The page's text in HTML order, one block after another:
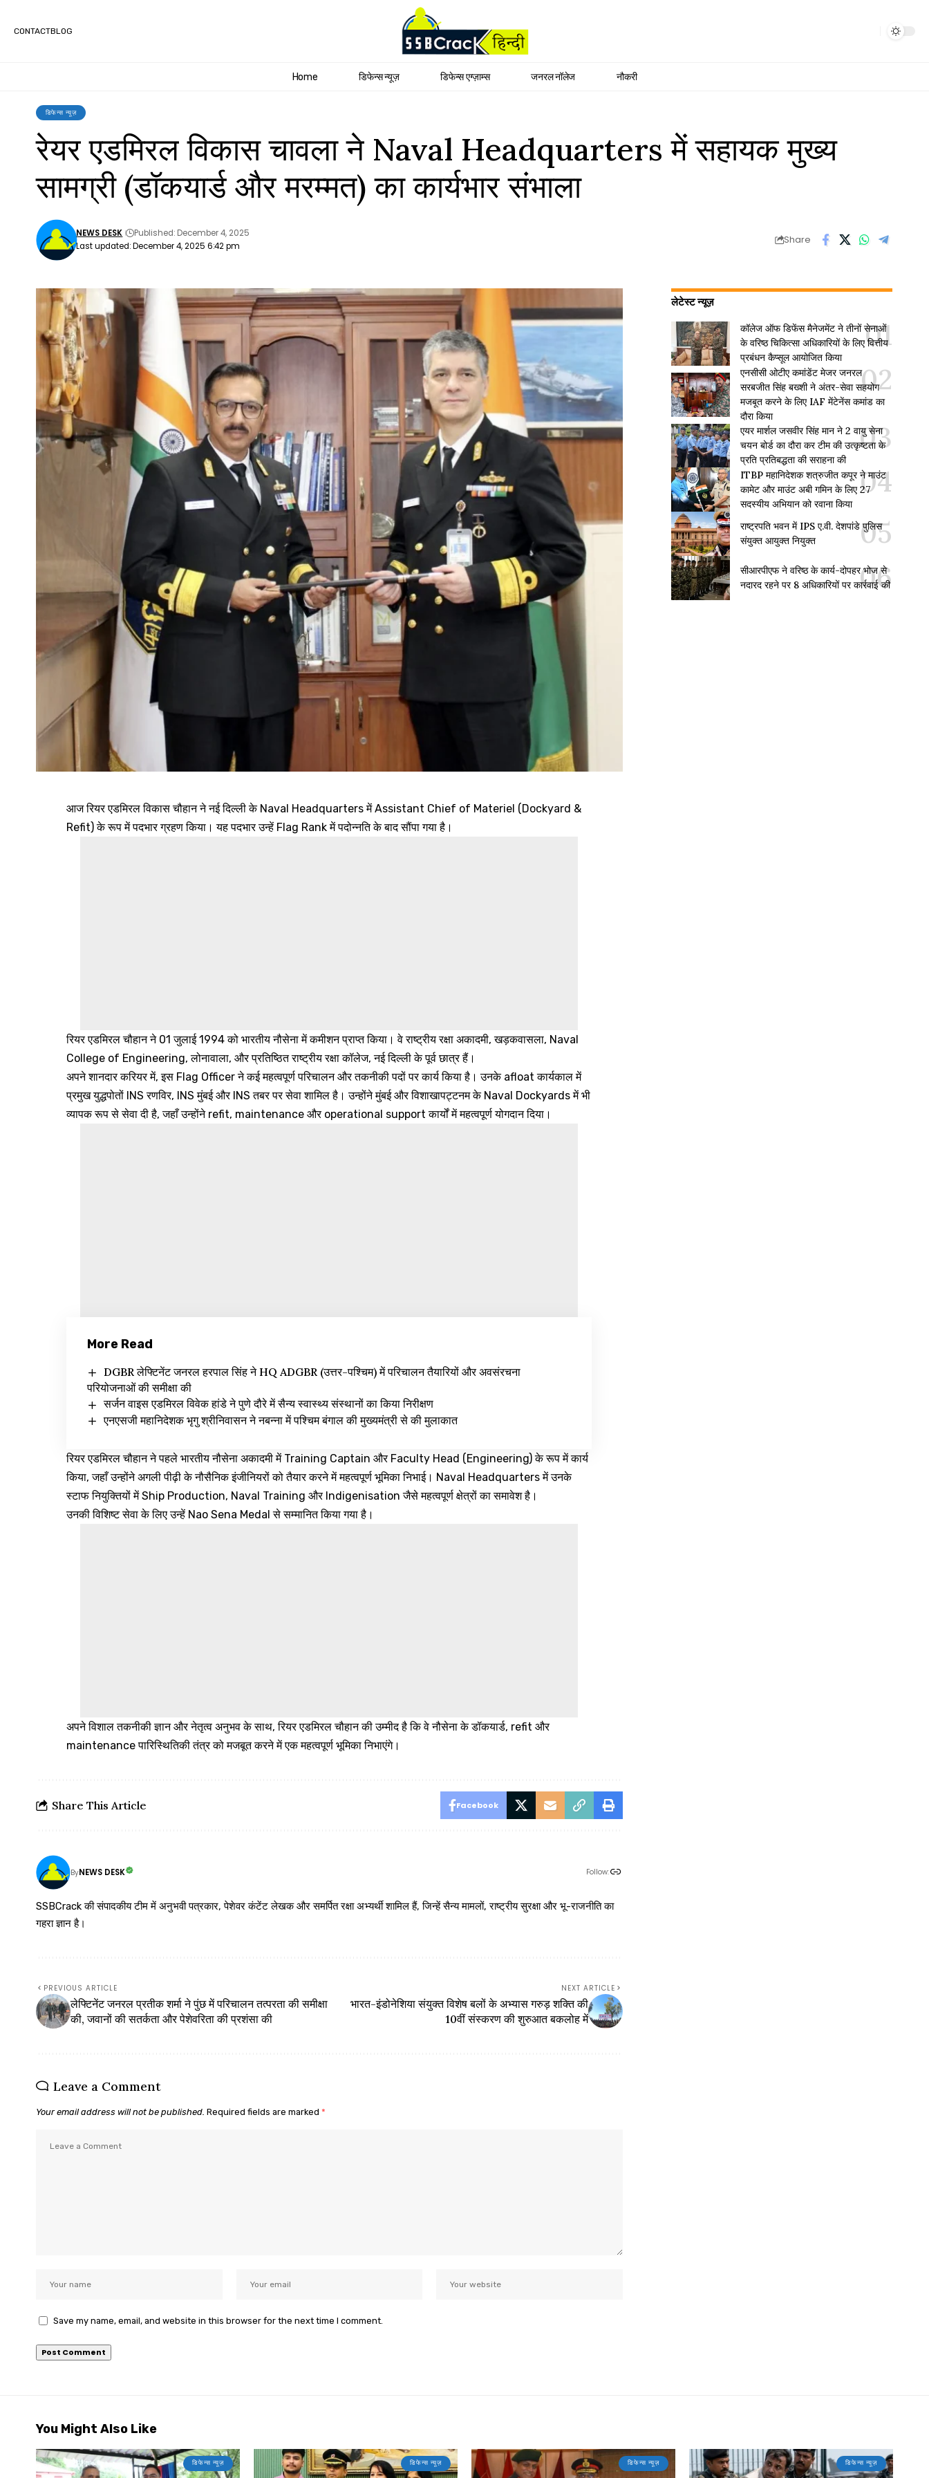
CONTACTBLOG
Home डिफेन्स न्यूज़ डिफेन्स एग्ज़ाम्स जनरल नॉलेज नौकरी
डिफेन्स न्यूज़
रेयर एडमिरल विकास चावला ने Naval Headquarters में सहायक मुख्य
सामग्री (डॉकयार्ड और मरम्मत) का कार्यभार संभाला
Last updated: December 4, 2025 6:42 pm
NEWS DESK Published: December 4, 2025
Share
आज रियर एडमिरल विकास चौहान ने नई दिल्ली के Naval Headquarters में Assistant Chief of Materiel (Dockyard &
Refit) के रूप में पदभार ग्रहण किया। यह पदभार उन्हें Flag Rank में पदोन्नति के बाद सौंपा गया है।
रियर एडमिरल चौहान ने 01 जुलाई 1994 को भारतीय नौसेना में कमीशन प्राप्त किया। वे राष्ट्रीय रक्षा अकादमी, खड़कवासला, Naval
College of Engineering, लोनावाला, और प्रतिष्ठित राष्ट्रीय रक्षा कॉलेज, नई दिल्ली के पूर्व छात्र हैं।
अपने शानदार करियर में, इस Flag Officer ने कई महत्वपूर्ण परिचालन और तकनीकी पदों पर कार्य किया है। उनके afloat कार्यकाल में
प्रमुख युद्धपोतों INS रणविर, INS मुंबई और INS तबर पर सेवा शामिल है। उन्होंने मुंबई और विशाखापट्टनम के Naval Dockyards में भी
व्यापक रूप से सेवा दी है, जहाँ उन्होंने refit, maintenance और operational support कार्यों में महत्वपूर्ण योगदान दिया।
More Read
DGBR लेफ्टिनेंट जनरल हरपाल सिंह ने HQ ADGBR (उत्तर-पश्चिम) में परिचालन तैयारियों और अवसंरचना
परियोजनाओं की समीक्षा की
सर्जन वाइस एडमिरल विवेक हांडे ने पुणे दौरे में सैन्य स्वास्थ्य संस्थानों का किया निरीक्षण
एनएसजी महानिदेशक भृगु श्रीनिवासन ने नबन्ना में पश्चिम बंगाल की मुख्यमंत्री से की मुलाकात
रियर एडमिरल चौहान ने पहले भारतीय नौसेना अकादमी में Training Captain और Faculty Head (Engineering) के रूप में कार्य
किया, जहाँ उन्होंने अगली पीढ़ी के नौसैनिक इंजीनियरों को तैयार करने में महत्वपूर्ण भूमिका निभाई। Naval Headquarters में उनके
स्टाफ नियुक्तियों में Ship Production, Naval Training और Indigenisation जैसे महत्वपूर्ण क्षेत्रों का समावेश है।
उनकी विशिष्ट सेवा के लिए उन्हें Nao Sena Medal से सम्मानित किया गया है।
अपने विशाल तकनीकी ज्ञान और नेतृत्व अनुभव के साथ, रियर एडमिरल चौहान की उम्मीद है कि वे नौसेना के डॉकयार्ड, refit और
maintenance पारिस्थितिकी तंत्र को मजबूत करने में एक महत्वपूर्ण भूमिका निभाएंगे।
Share This Article Facebook
ByNEWS DESK Follow:
SSBCrack की संपादकीय टीम में अनुभवी पत्रकार, पेशेवर कंटेंट लेखक और समर्पित रक्षा अभ्यर्थी शामिल हैं, जिन्हें सैन्य मामलों, राष्ट्रीय सुरक्षा और भू-राजनीति का
गहरा ज्ञान है।
PREVIOUS ARTICLE
लेफ्टिनेंट जनरल प्रतीक शर्मा ने पुंछ में परिचालन तत्परता की समीक्षा
की, जवानों की सतर्कता और पेशेवरिता की प्रशंसा की
NEXT ARTICLE
भारत-इंडोनेशिया संयुक्त विशेष बलों के अभ्यास गरुड़ शक्ति की
10वीं संस्करण की शुरुआत बकलोह में
Leave a Comment
Your email address will not be published. Required fields are marked *
Save my name, email, and website in this browser for the next time I comment.
लेटेस्ट न्यूज़
कॉलेज ऑफ डिफेंस मैनेजमेंट ने तीनों सेनाओं
के वरिष्ठ चिकित्सा अधिकारियों के लिए वित्तीय
प्रबंधन कैप्सूल आयोजित किया
एनसीसी ओटीए कमांडेंट मेजर जनरल
सरबजीत सिंह बख्शी ने अंतर-सेवा सहयोग
मजबूत करने के लिए IAF मेंटेनेंस कमांड का
दौरा किया
एयर मार्शल जसवीर सिंह मान ने 2 वायु सेना
चयन बोर्ड का दौरा कर टीम की उत्कृष्टता के
प्रति प्रतिबद्धता की सराहना की
ITBP महानिदेशक शत्रुजीत कपूर ने माउंट
कामेट और माउंट अबी गमिन के लिए 27
सदस्यीय अभियान को रवाना किया
राष्ट्रपति भवन में IPS ए.वी. देशपांडे पुलिस
संयुक्त आयुक्त नियुक्त
सीआरपीएफ ने वरिष्ठ के कार्य-दोपहर भोज से
नदारद रहने पर 8 अधिकारियों पर कार्रवाई की
You Might Also Like
डिफेन्स न्यूज़ डिफेन्स न्यूज़ डिफेन्स न्यूज़ डिफेन्स न्यूज़